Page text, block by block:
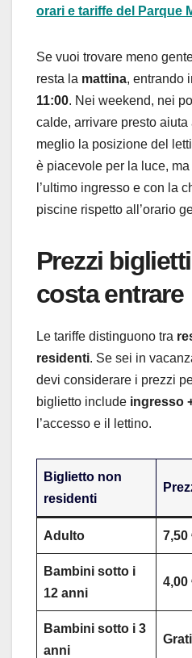
orari e tariffe del Parque
Se vuoi trovare meno
resta la mattina, entrando
11:00. Nei weekend, nei
calde, arrivare presto
meglio la posizione del
è piacevole per la luce,
l’ultimo ingresso e con la
piscine rispetto all’orario
Prezzi
costa entrare
Le tariffe distinguono tra
residenti. Se sei in
devi considerare i prezzi
biglietto include ingresso
l’accesso e il lettino.
Biglietto non
residenti
Adulto 7,50
Bambini sotto i
12 anni
4,00
Bambini sotto i 3
anni